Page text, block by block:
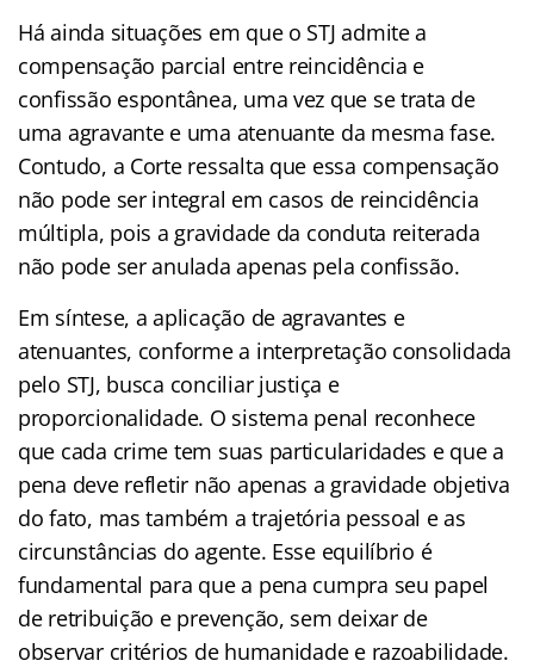
Há ainda situações em que o STJ admite a
compensação parcial entre reincidência e
confissão espontânea, uma vez que se trata de
uma agravante e uma atenuante da mesma fase.
Contudo, a Corte ressalta que essa compensação
não pode ser integral em casos de reincidência
múltipla, pois a gravidade da conduta reiterada
não pode ser anulada apenas pela confissão.
Em síntese, a aplicação de agravantes e
atenuantes, conforme a interpretação consolidada
pelo STJ, busca conciliar justiça e
proporcionalidade. O sistema penal reconhece
que cada crime tem suas particularidades e que a
pena deve refletir não apenas a gravidade objetiva
do fato, mas também a trajetória pessoal e as
circunstâncias do agente. Esse equilíbrio é
fundamental para que a pena cumpra seu papel
de retribuição e prevenção, sem deixar de
observar critérios de humanidade e razoabilidade.